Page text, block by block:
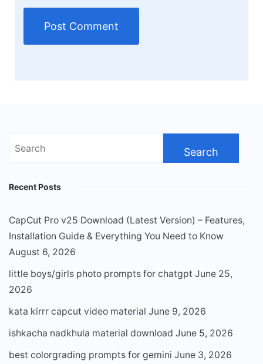
Search
Recent Posts
CapCut Pro v25 Download (Latest Version) – Features,
Installation Guide & Everything You Need to Know
August 6, 2026
little boys/girls photo prompts for chatgpt June 25,
2026
kata kirrr capcut video material June 9, 2026
ishkacha nadkhula material download June 5, 2026
best colorgrading prompts for gemini June 3, 2026